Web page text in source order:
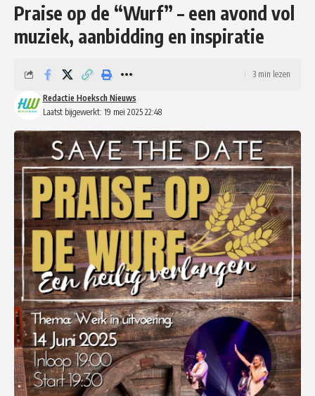
Praise op de “Wurf” – een avond vol
muziek, aanbidding en inspiratie
Laatst bijgewerkt: 19 mei 2025 22:48
Redactie Hoeksch Nieuws
3 min lezen